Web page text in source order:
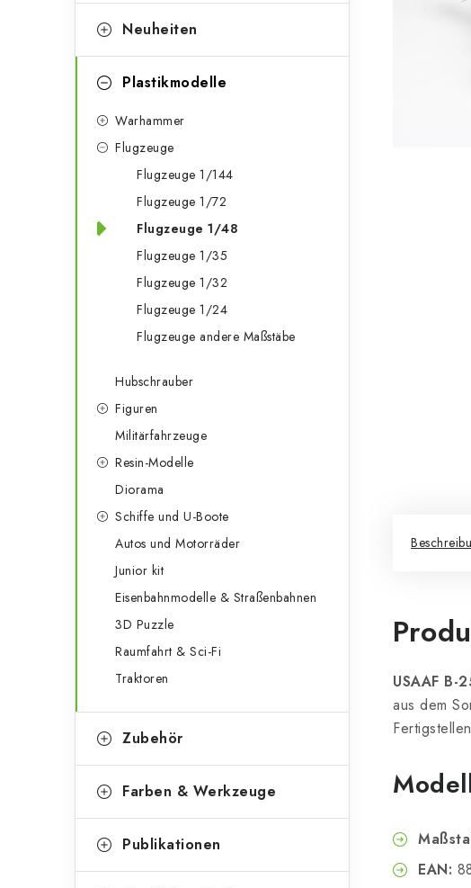
t
e
o
Neuheiten
Plastikmodelle
Warhammer
Flugzeuge
Flugzeuge 1/144
Flugzeuge 1/72
Flugzeuge 1/48
Flugzeuge 1/35
Flugzeuge 1/32
Flugzeuge 1/24
Flugzeuge andere Maßstäbe
Hubschrauber
Figuren
Militärfahrzeuge
Resin-Modelle
Diorama
Schiffe und U-Boote
Autos und Motorräder
Junior kit
Eisenbahnmodelle & Straßenbahnen
3D Puzzle
Raumfahrt & Sci-Fi
Traktoren
Zubehör
Farben & Werkzeuge
Publikationen
USAAF B-
aus dem
EAN: